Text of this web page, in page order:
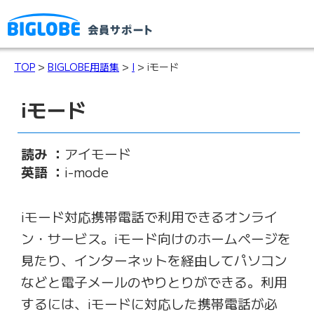
TOP > BIGLOBE用語集 > I > iモード
iモード
読み ： アイモード
英語 ： i-mode
iモード対応携帯電話で利用できるオンライ
ン・サービス。iモード向けのホームページを
見たり、インターネットを経由してパソコン
などと電子メールのやりとりができる。利用
するには、iモードに対応した携帯電話が必